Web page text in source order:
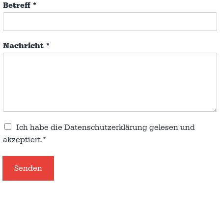
Betreff *
Nachricht *
Ich habe die Datenschutzerklärung gelesen und
akzeptiert.*
Senden